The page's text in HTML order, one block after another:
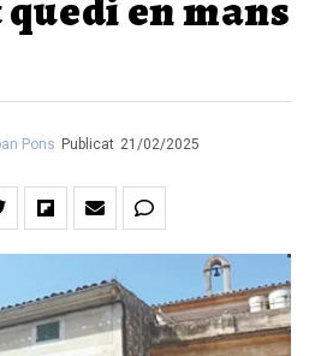
Pons Publicat 21/02/2025